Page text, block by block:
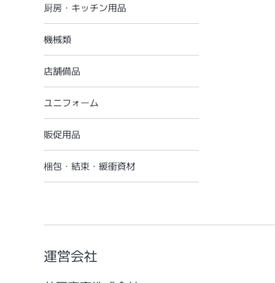
厨房・キッチン用品
機械類
店舗備品
ユニフォーム
販促用品
梱包・結束・緩衝資材
運営会社